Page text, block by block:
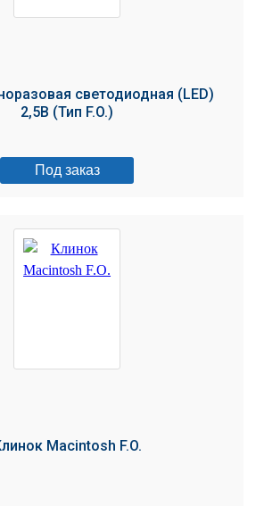
светодиодная (LED)
2,5В (Тип F.O.)
Под заказ
Macintosh F.O.